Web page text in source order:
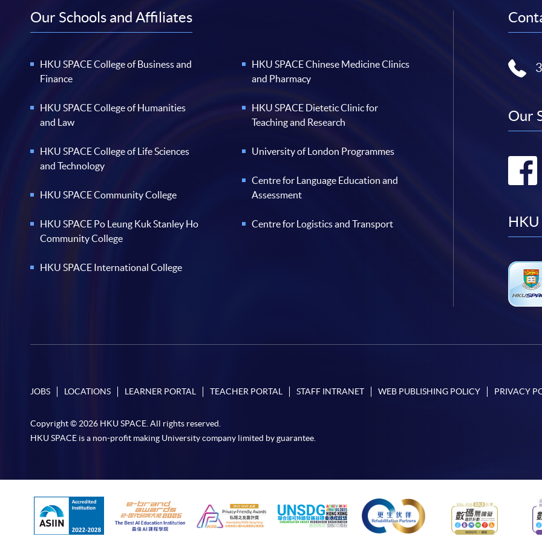
Our Schools and Affiliates
HKU SPACE College of Business and
Finance
HKU SPACE College of Humanities
and Law
HKU SPACE College of Life Sciences
and Technology
HKU SPACE Community College
HKU SPACE Po Leung Kuk Stanley Ho
Community College
HKU SPACE International College
HKU SPACE Chinese Medicine Clinics
and Pharmacy
HKU SPACE Dietetic Clinic for
Teaching and Research
University of London Programmes
Centre for Language Education and
Assessment
Centre for Logistics and Transport
Our
HKU
JOBS LOCATIONS LEARNER PORTAL TEACHER PORTAL STAFF INTRANET WEB PUBLISHING POLICY PRIVACY
Copyright © 2026 HKU SPACE. All rights reserved.
HKU SPACE is a non-profit making University company limited by guarantee.